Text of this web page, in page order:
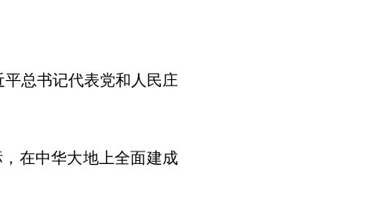
总书记代表党和人民庄
在中华大地上全面建成